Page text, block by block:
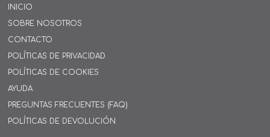
INICIO
SOBRE NOSOTROS
CONTACTO
POLÍTICAS DE PRIVACIDAD
POLÍTICAS DE COOKIES
AYUDA
PREGUNTAS FRECUENTES (FAQ)
POLÍTICAS DE DEVOLUCIÓN